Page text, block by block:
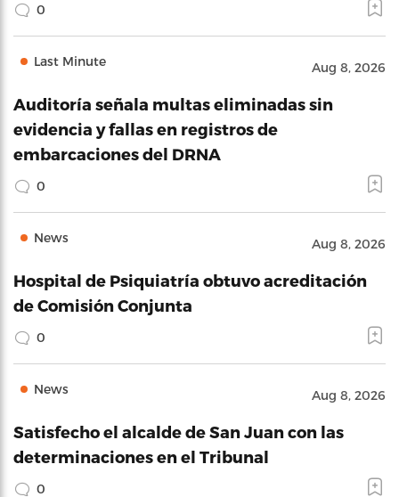
0
Last Minute Aug 8, 2026
Auditoría señala multas eliminadas sin
evidencia y fallas en registros de
embarcaciones del DRNA
0
News Aug 8, 2026
Hospital de Psiquiatría obtuvo acreditación
de Comisión Conjunta
0
News Aug 8, 2026
Satisfecho el alcalde de San Juan con las
determinaciones en el Tribunal
0